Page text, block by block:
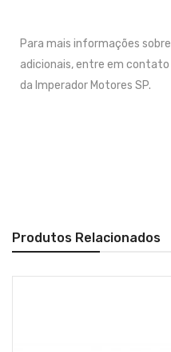
Para mais informações
adicionais, entre em
da Imperador Motores SP.
Produtos Relacionados